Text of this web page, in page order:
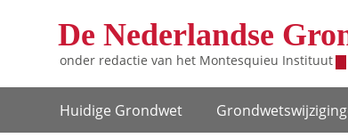
De Nederlandse
onder redactie van het Montesquieu Instituut
Hoofdnavigatie
Huidige Grondwet